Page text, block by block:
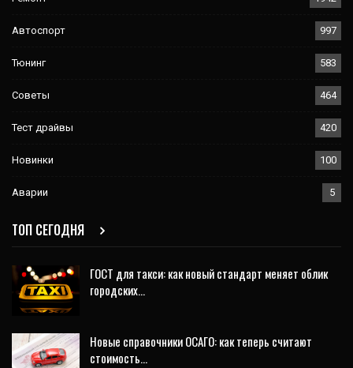
Автоспорт 997
Тюнинг 583
Советы 464
Тест драйвы 420
Новинки 100
Аварии 5
ТОП СЕГОДНЯ
ГОСТ для такси: как новый стандарт меняет облик
городских…
Новые справочники ОСАГО: как теперь считают
стоимость…